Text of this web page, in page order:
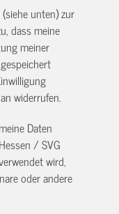
unten) zur
dass meine
meiner
anwiderrufen.
Daten
/ SVG
wird,
oder andere